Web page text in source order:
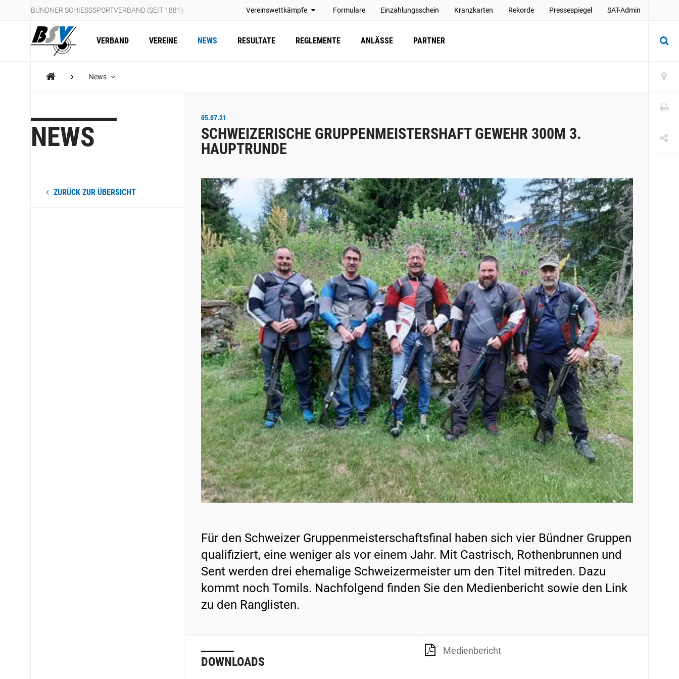
BÜNDNER SCHIESSSPORTVERBAND (SEIT 1881) Vereinswettkämpfe Formulare Einzahlungsschein Kranzkarten Rekorde Pressespiegel SAT-Admin
VERBAND VEREINE NEWS RESULTATE REGLEMENTE ANLÄSSE PARTNER
News
NEWS
ZURÜCK ZUR ÜBERSICHT
05.07.21
SCHWEIZERISCHE GRUPPENMEISTERSHAFT GEWEHR 300M 3.
HAUPTRUNDE
Für den Schweizer Gruppenmeisterschaftsfinal haben sich vier Bündner Gruppen
qualifiziert, eine weniger als vor einem Jahr. Mit Castrisch, Rothenbrunnen und
Sent werden drei ehemalige Schweizermeister um den Titel mitreden. Dazu
kommt noch Tomils. Nachfolgend finden Sie den Medienbericht sowie den Link
zu den Ranglisten.
DOWNLOADS
Medienbericht